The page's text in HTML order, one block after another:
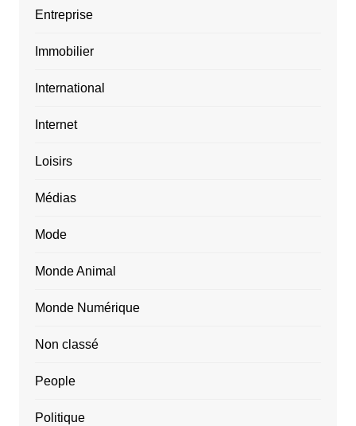
Entreprise
Immobilier
International
Internet
Loisirs
Médias
Mode
Monde Animal
Monde Numérique
Non classé
People
Politique